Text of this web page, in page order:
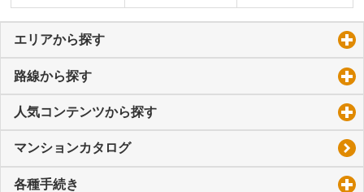
エリアから探す
路線から探す
人気コンテンツから探す
マンションカタログ
各種手続き